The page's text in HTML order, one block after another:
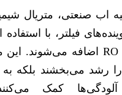
اب صنعتی، متریال
فیلتر، با
را رشد می‌بخشند بلکه
کمک